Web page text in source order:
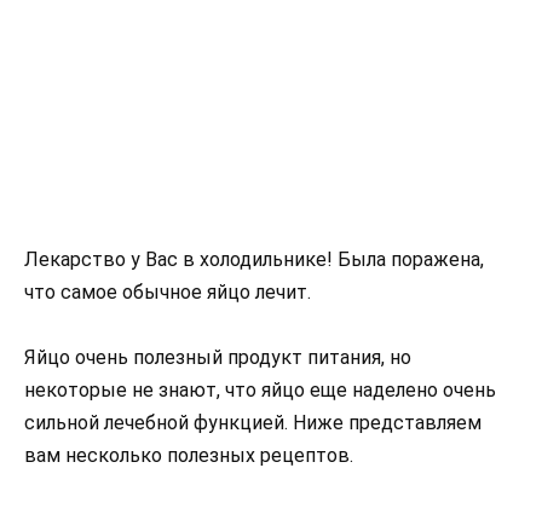
Лекарство у Вас в холодильнике! Была поражена,
что самое обычное яйцо лечит.
Яйцо очень полезный продукт питания, но
некоторые не знают, что яйцо еще наделено очень
сильной лечебной функцией. Ниже представляем
вам несколько полезных рецептов.